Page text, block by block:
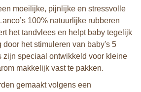
moeilijke, pijnlijke en stressvolle
100% natuurlijke rubberen
het tandvlees en helpt baby tegelijk
door het stimuleren van baby's 5
zijn speciaal ontwikkeld voor kleine
makkelijk vast te pakken.
gemaakt volgens een